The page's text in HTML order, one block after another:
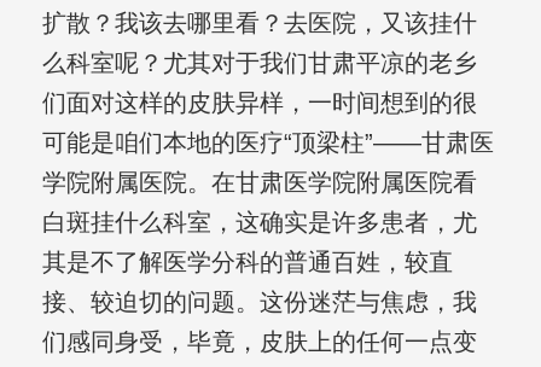
扩散？我该去哪里看？去医院，又该挂什
么科室呢？尤其对于我们甘肃平凉的老乡
们面对这样的皮肤异样，一时间想到的很
可能是咱们本地的医疗“顶梁柱”——甘肃医
学院附属医院。在甘肃医学院附属医院看
白斑挂什么科室，这确实是许多患者，尤
其是不了解医学分科的普通百姓，较直
接、较迫切的问题。这份迷茫与焦虑，我
们感同身受，毕竟，皮肤上的任何一点变